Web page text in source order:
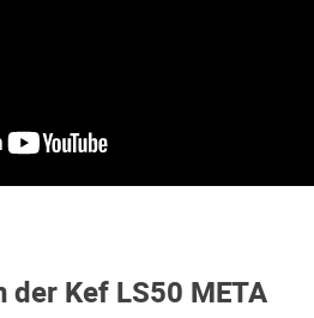
der Kef LS50 META